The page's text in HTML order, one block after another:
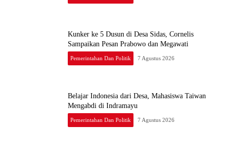
Kunker ke 5 Dusun di Desa Sidas, Cornelis
Sampaikan Pesan Prabowo dan Megawati
Pemerintahan Dan Politik 7 Agustus 2026
Belajar Indonesia dari Desa, Mahasiswa Taiwan
Pemerintahan Dan Politik 7 Agustus 2026